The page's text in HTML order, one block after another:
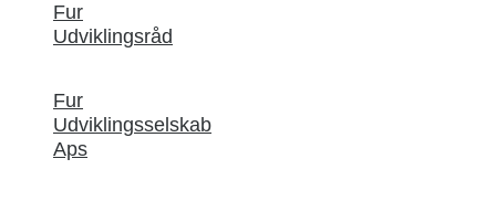
Fur
Udviklingsråd
Fur
Udviklingsselskab
Aps